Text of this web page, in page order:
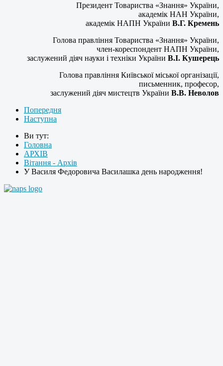
Президент Товариства «Знання» України,
академік НАН України,
академік НАПН України В.Г. Кремень
Голова правління Товариства «Знання» України,
член-кореспондент НАПН України,
заслужений діяч науки і техніки України В.І. Кушерець
Голова правління Київської міської організації,
письменник, професор,
заслужений діяч мистецтв України В.В. Неволов
Попередня
Наступна
Ви тут:
Головна
АРХІВ
Вітання - Архів
У Василя Федоровича Василашка день народження!